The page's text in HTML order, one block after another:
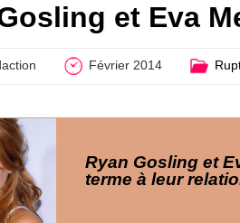
et Eva
Février 2014
Ryan Gosling et
terme à leur